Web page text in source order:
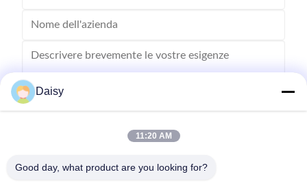
Inviare
Daisy
11:20 AM
Good day, what product are you looking for?